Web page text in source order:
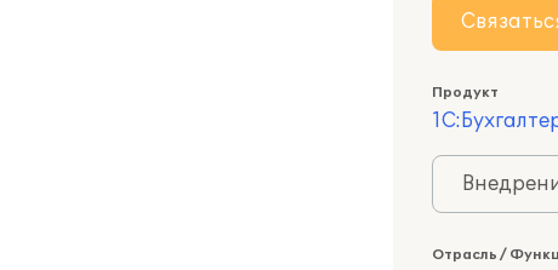
Продукт
Отрасль /